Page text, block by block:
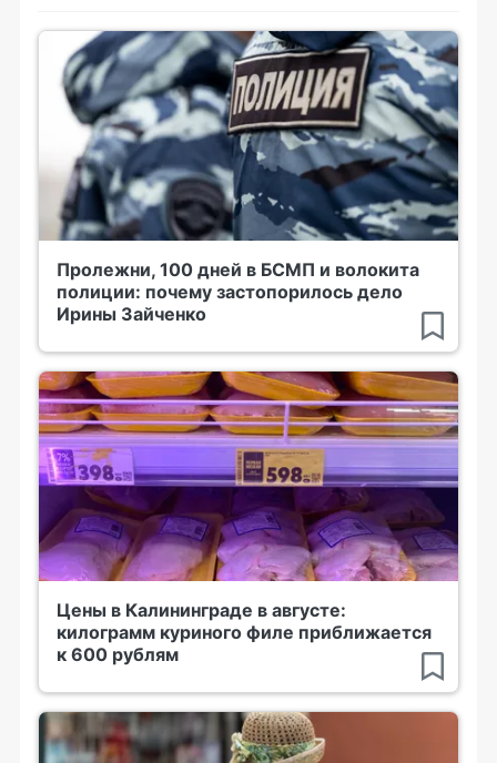
Пролежни, 100 дней в БСМП и волокита
полиции: почему застопорилось дело
Ирины Зайченко
Цены в Калининграде в августе:
килограмм куриного филе приближается
к 600 рублям